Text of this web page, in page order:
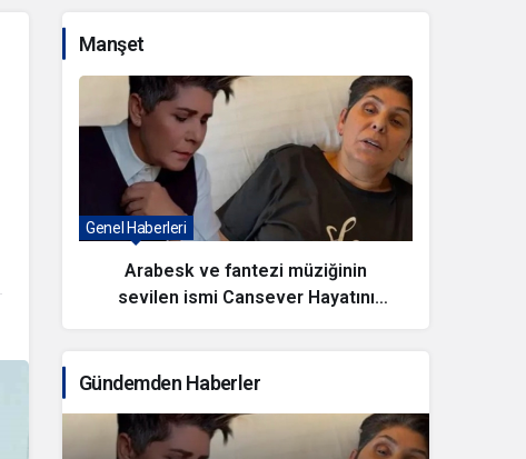
Manşet
Genel Haberleri
Arabesk ve fantezi müziğinin
sevilen ismi Cansever Hayatını
Gündemden Haberler